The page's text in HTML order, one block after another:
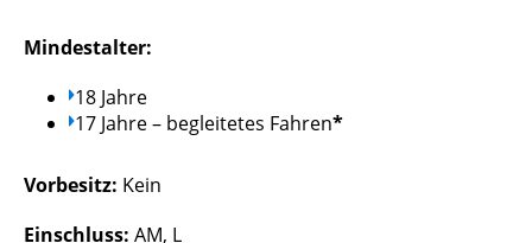
Mindestalter:
18 Jahre
17 Jahre – begleitetes Fahren*
Vorbesitz: Kein
Einschluss: AM, L